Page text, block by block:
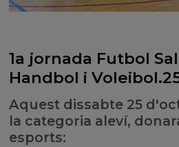
1a jornada Futbol
Handbol i
Aquest dissabte 25
la categoria aleví,
esports: